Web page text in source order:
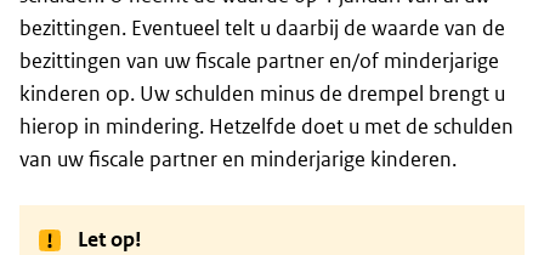
bezittingen. Eventueel telt u daarbij de waarde van de
bezittingen van uw fiscale partner en/of minderjarige
kinderen op. Uw schulden minus de drempel brengt u
hierop in mindering. Hetzelfde doet u met de schulden
van uw fiscale partner en minderjarige kinderen.
Let op!